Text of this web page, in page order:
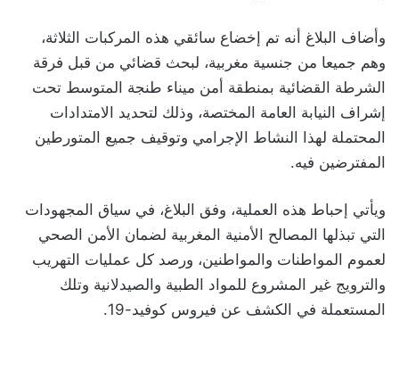
وأضاف البلاغ أنه تم إخضاع سائقي هذه المركبات الثلاثة،
وهم جميعا من جنسية مغربية، لبحث قضائي من قبل فرقة
الشرطة القضائية بمنطقة أمن ميناء طنجة المتوسط تحت
إشراف النيابة العامة المختصة، وذلك لتحديد الامتدادات
المحتملة لهذا النشاط الإجرامي وتوقيف جميع المتورطين
المفترضين فيه.
ويأتي إحباط هذه العملية، وفق البلاغ، في سياق المجهودات
التي تبذلها المصالح الأمنية المغربية لضمان الأمن الصحي
لعموم المواطنات والمواطنين، ورصد كل عمليات التهريب
والترويج غير المشروع للمواد الطبية والصيدلانية وتلك
المستعملة في الكشف عن فيروس كوفيد-19.